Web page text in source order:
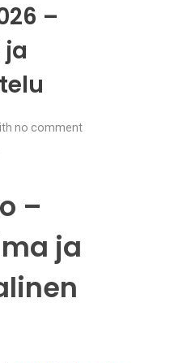
–
no comment
–
ja